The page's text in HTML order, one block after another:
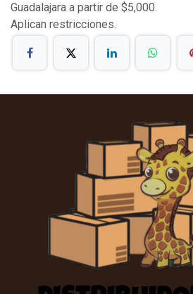
Guadalajara a partir de $5,000.
Aplican restricciones.